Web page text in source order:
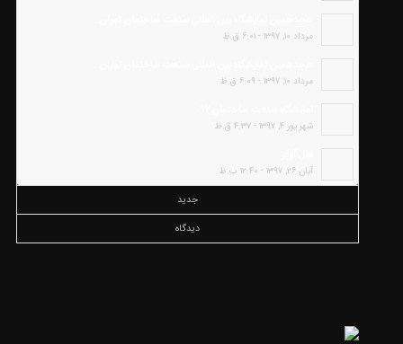
مرداد ۱۰, ۱۳۹۷ - ۶:۰۱ ق.ظ
مرداد ۱۰, ۱۳۹۷ - ۶:۰۹ ق.ظ
شهریور ۴, ۱۳۹۷ - ۴:۳۷ ق.ظ
آبان ۲۶, ۱۳۹۷ - ۱۲:۴۰ ب.ظ
جدید
دیدگاه